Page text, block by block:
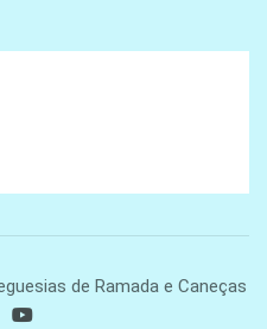
de Ramada e Caneças